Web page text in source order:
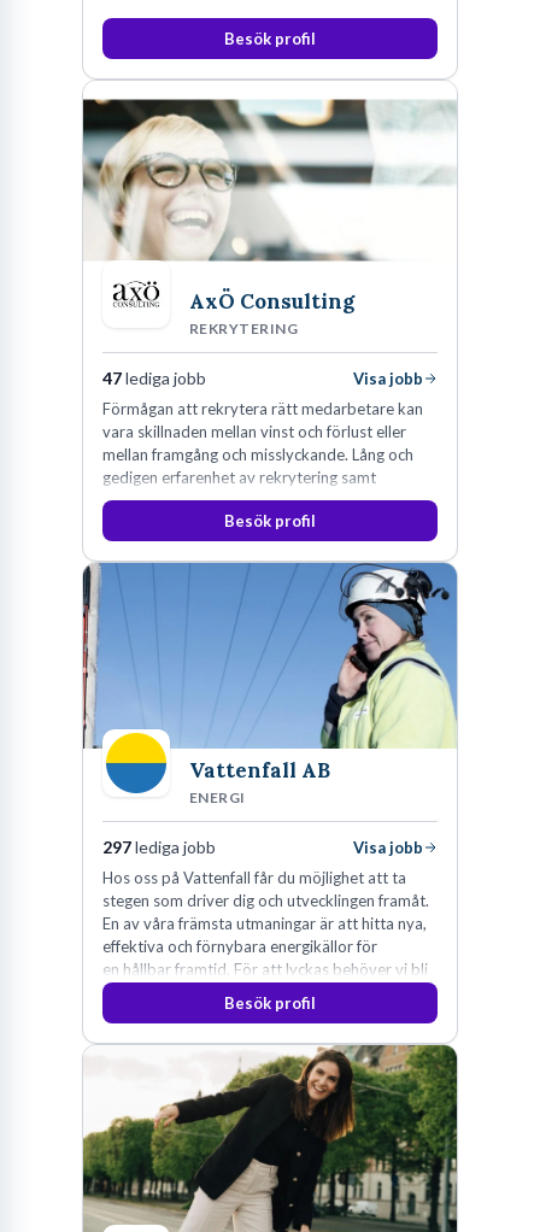
Besök profil
AxÖ Consulting
REKRYTERING
47lediga jobb
Visa jobb
Förmågan att rekrytera rätt medarbetare kan
vara skillnaden mellan vinst och förlust eller
mellan framgång och misslyckande. Lång och
gedigen erfarenhet av rekrytering samt
konsultverksamhet har lärt oss just det.
Besök profil
Vattenfall AB
ENERGI
297lediga jobb
Visa jobb
Hos oss på Vattenfall får du möjlighet att ta
stegen som driver dig och utvecklingen framåt.
En av våra främsta utmaningar är att hitta nya,
effektiva och förnybara energikällor för
en hållbar framtid. För att lyckas behöver vi bli
fler medarbetare som vill göra skillnad.
Besök profil